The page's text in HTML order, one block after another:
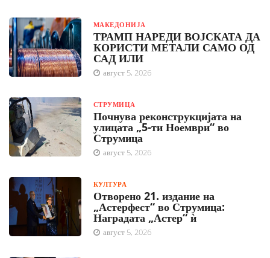
МАКЕДОНИЈА
ТРАМП НАРЕДИ ВОЈСКАТА ДА
КОРИСТИ МЕТАЛИ САМО ОД
САД ИЛИ
август 5, 2026
СТРУМИЦА
Почнува реконструкцијата на
улицата „5-ти Ноември“ во
Струмица
август 5, 2026
КУЛТУРА
Отворено 21. издание на
„Астерфест“ во Струмица:
Наградата „Астер“ ѝ
август 5, 2026